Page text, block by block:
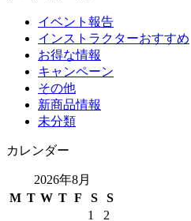
イベント報告
インストラクターおすすめ
お得な情報
キャンペーン
その他
新商品情報
未分類
カレンダー
2026年8月
M T W T F S
S
1
2